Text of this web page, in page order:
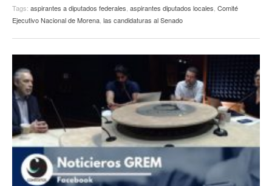
Tags: aspirantes a diputados federales, aspirantes diputados locales, Comité
Ejecutivo Nacional de Morena, las candidaturas al Senado